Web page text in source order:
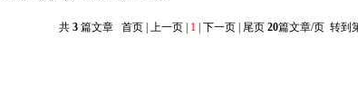
共 3 篇文章 首页 | 上一页 | 1 | 下一页 | 尾页 20篇文章/页 转到